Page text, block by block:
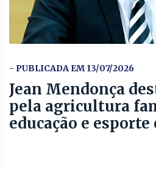
- PUBLICADA EM 13/07/2026
Jean Mendonça
pela agricultura
educação e